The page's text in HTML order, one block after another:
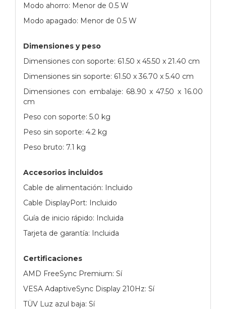
Modo ahorro: Menor de 0.5 W
Modo apagado: Menor de 0.5 W
Dimensiones y peso
Dimensiones con soporte: 61.50 x 45.50 x 21.40 cm
Dimensiones sin soporte: 61.50 x 36.70 x 5.40 cm
Dimensiones con embalaje: 68.90 x 47.50 x 16.00
cm
Peso con soporte: 5.0 kg
Peso sin soporte: 4.2 kg
Peso bruto: 7.1 kg
Accesorios incluidos
Cable de alimentación: Incluido
Cable DisplayPort: Incluido
Guía de inicio rápido: Incluida
Tarjeta de garantía: Incluida
Certificaciones
AMD FreeSync Premium: Sí
VESA AdaptiveSync Display 210Hz: Sí
TÜV Luz azul baja: Sí